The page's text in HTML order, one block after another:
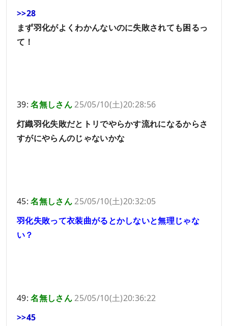
>>28
まず羽化がよくわかんないのに失敗されても困るっ
て！
39:名無しさん25/05/10(土)20:28:56
灯織羽化失敗だとトリでやらかす流れになるからさ
すがにやらんのじゃないかな
45:名無しさん25/05/10(土)20:32:05
羽化失敗って衣装曲がるとかしないと無理じゃな
い？
49:名無しさん25/05/10(土)20:36:22
>>45